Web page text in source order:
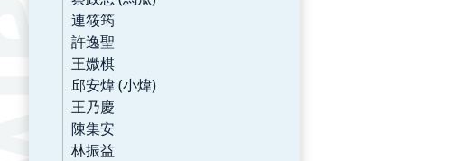
連筱筠
許逸聖
王媺棋
邱安煒 (小煒)
王乃慶
陳集安
林振益